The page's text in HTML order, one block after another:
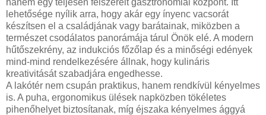
lehetősége nyílik arra, hogy akár egy ínyenc vacsorát
készítsen el a családjának vagy barátainak, miközben a
természet csodálatos panorámája tárul Önök elé. A modern
hűtőszekrény, az indukciós főzőlap és a minőségi edények
mind-mind rendelkezésére állnak, hogy kulináris
kreativitását szabadjára engedhesse.
A lakótér nem csupán praktikus, hanem rendkívül kényelmes
is. A puha, ergonomikus ülések napközben tökéletes
pihenőhelyet biztosítanak, míg éjszaka kényelmes ággyá